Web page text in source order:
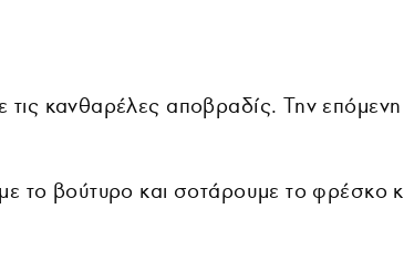
τις κανθαρέλες αποβραδίς. Την
το βούτυρο και σοτάρουμε το φρέσκο